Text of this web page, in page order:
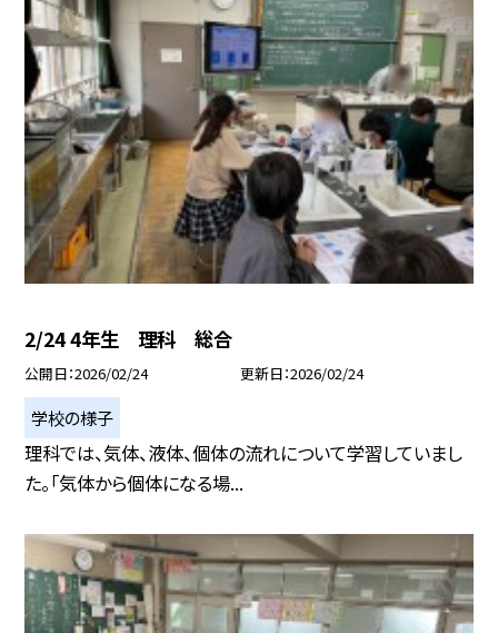
2/24 4年生 理科 総合
公開日 2026/02/24 更新日 2026/02/24
学校の様子
理科では、気体、液体、個体の流れについて学習していまし
た。「気体から個体になる場...